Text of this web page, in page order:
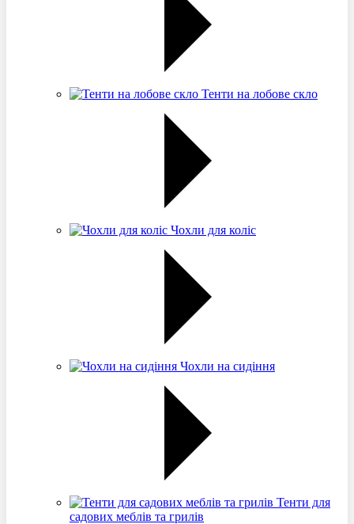
Тенти на лобове скло
Чохли для коліс
Чохли на сидіння
Тенти для
садових меблів та грилів